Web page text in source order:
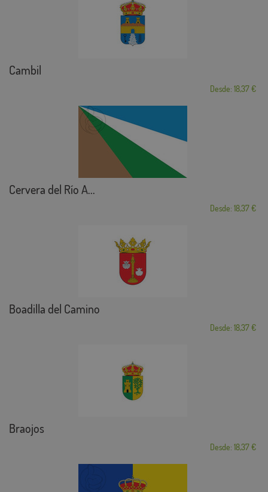
Cambil
Desde: 18,37 €
Cervera del Río A...
Desde: 18,37 €
Boadilla del Camino
Desde: 18,37 €
Braojos
Desde: 18,37 €